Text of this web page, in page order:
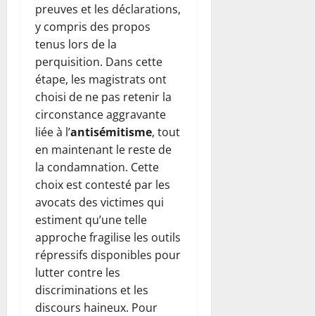
preuves et les déclarations,
y compris des propos
tenus lors de la
perquisition. Dans cette
étape, les magistrats ont
choisi de ne pas retenir la
circonstance aggravante
liée à l’antisémitisme, tout
en maintenant le reste de
la condamnation. Cette
choix est contesté par les
avocats des victimes qui
estiment qu’une telle
approche fragilise les outils
répressifs disponibles pour
lutter contre les
discriminations et les
discours haineux. Pour